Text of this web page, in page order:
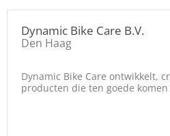
Dynamic Bike Care B.V.
Den Haag
Dynamic Bike Care ontwikkelt,
producten die ten goede